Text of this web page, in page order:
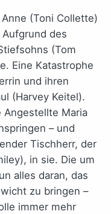
(Toni Collette)
des
(Tom
Eine Katastrophe
und ihren
(Harvey Keitel).
Angestellte Maria
– und
Tischherr, der
in sie. Die um
alles daran, das
zu bringen –
immer mehr